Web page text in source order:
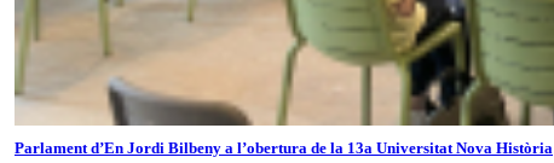
Parlament d’En Jordi Bilbeny a l’obertura de la 13a Universitat Nova Història